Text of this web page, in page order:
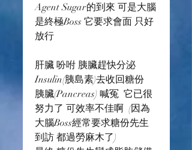
Agent Sugar的到來 可是大腦
是終極Boss 它要求會面 只好
放行
肝臟 吩咐 胰臟趕快分泌
Insulin(胰島素)去收回糖份
胰臟(Pancreas) 喊冤  它已很
努力了 可效率不佳啊  (因為
大腦Boss經常要求糖份先生
到訪 都過勞麻木了)